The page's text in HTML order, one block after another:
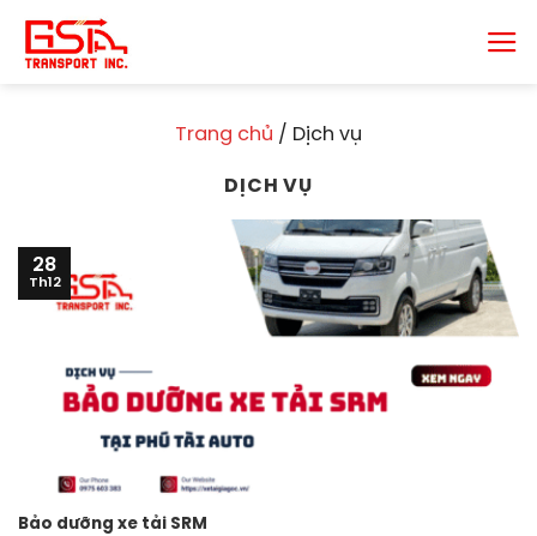
đến
nội
Trang chủ / Dịch vụ
DỊCH VỤ
Bảo dưỡng xe tải SRM
28
Th12